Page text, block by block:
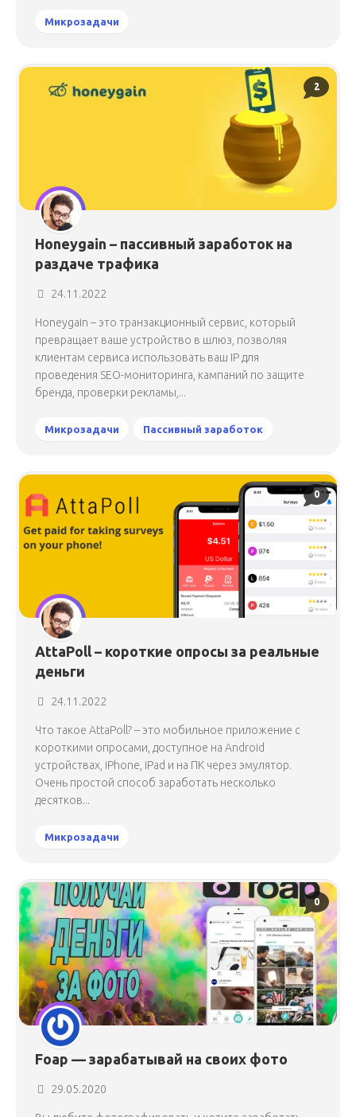
Микрозадачи
2
Honeygain – пассивный заработок на
раздаче трафика
24.11.2022
Honeygain – это транзакционный сервис, который
превращает ваше устройство в шлюз, позволяя
клиентам сервиса использовать ваш IP для
проведения SEO-мониторинга, кампаний по защите
бренда, проверки рекламы,...
Микрозадачи Пассивный заработок
0
AttaPoll – короткие опросы за реальные
деньги
24.11.2022
Что такое AttaPoll? – это мобильное приложение с
короткими опросами, доступное на Android
устройствах, iPhone, iPad и на ПК через эмулятор.
Очень простой способ заработать несколько
десятков...
Микрозадачи
0
Foap — зарабатывай на своих фото
29.05.2020